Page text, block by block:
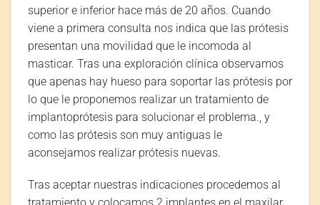
superior e inferior hace más de 20 años. Cuando
viene a primera consulta nos indica que las prótesis
presentan una movilidad que le incomoda al
masticar. Tras una exploración clínica observamos
que apenas hay hueso para soportar las prótesis por
lo que le proponemos realizar un tratamiento de
implantoprótesis para solucionar el problema., y
como las prótesis son muy antiguas le
aconsejamos realizar prótesis nuevas.
Tras aceptar nuestras indicaciones procedemos al